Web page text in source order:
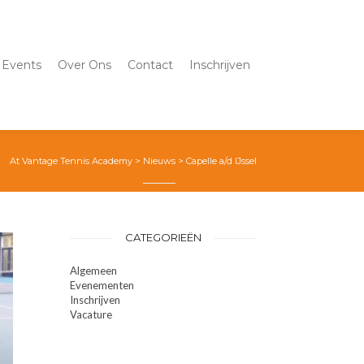
Events Over Ons Contact Inschrijven
At Vantage Tennis Academy > Nieuws > Capelle a/d IJssel
CATEGORIEËN
Algemeen
Evenementen
Inschrijven
Vacature